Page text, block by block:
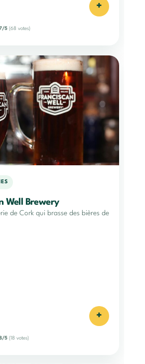
+
5 (68 votes)
Well Brewery
de Cork qui brasse des bières de
+
5 (18 votes)